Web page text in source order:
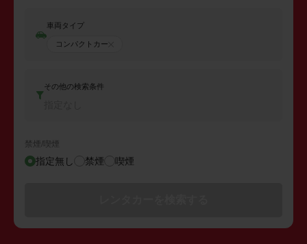
車両タイプ
コンパクトカー
その他の検索条件
禁煙/喫煙
指定無し 禁煙 喫煙